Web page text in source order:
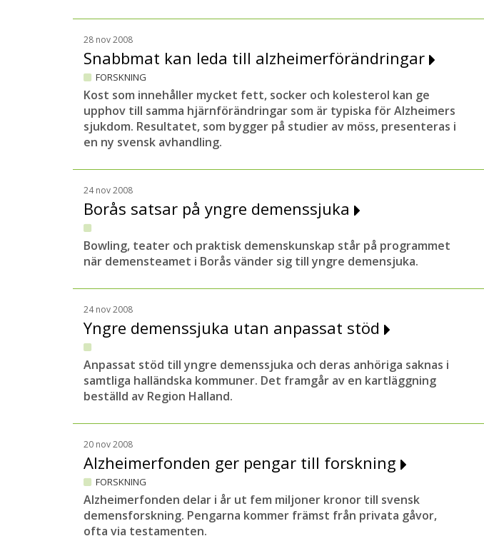
28 nov 2008
Snabbmat kan leda till alzheimerförändringar
FORSKNING
Kost som innehåller mycket fett, socker och kolesterol kan ge
upphov till samma hjärnförändringar som är typiska för Alzheimers
sjukdom. Resultatet, som bygger på studier av möss, presenteras i
en ny svensk avhandling.
24 nov 2008
Borås satsar på yngre demenssjuka
Bowling, teater och praktisk demenskunskap står på programmet
när demensteamet i Borås vänder sig till yngre demensjuka.
24 nov 2008
Yngre demenssjuka utan anpassat stöd
Anpassat stöd till yngre demenssjuka och deras anhöriga saknas i
samtliga halländska kommuner. Det framgår av en kartläggning
beställd av Region Halland.
20 nov 2008
Alzheimerfonden ger pengar till forskning
FORSKNING
Alzheimerfonden delar i år ut fem miljoner kronor till svensk
demensforskning. Pengarna kommer främst från privata gåvor,
ofta via testamenten.